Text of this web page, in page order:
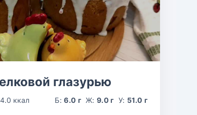
глазурью
ккал Б:6.0 г Ж:9.0 г У: 51.0 г